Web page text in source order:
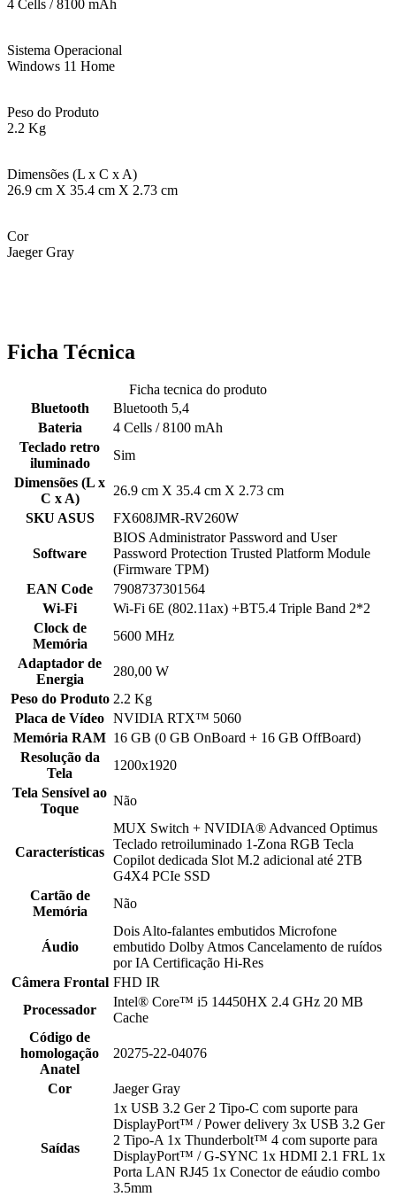
4 Cells / 8100 mAh
Sistema Operacional
Windows 11 Home
Peso do Produto
2.2 Kg
Dimensões (L x C x A)
26.9 cm X 35.4 cm X 2.73 cm
Cor
Jaeger Gray
Ficha Técnica
Ficha tecnica do produto
Bluetooth
Bluetooth 5,4
Bateria
4 Cells / 8100 mAh
Teclado retro
iluminado
Sim
Dimensões (L x
C x A)
26.9 cm X 35.4 cm X 2.73 cm
SKU ASUS
FX608JMR-RV260W
Software
BIOS Administrator Password and User
Password Protection Trusted Platform Module
(Firmware TPM)
EAN Code
7908737301564
Wi-Fi
Wi-Fi 6E (802.11ax) +BT5.4 Triple Band 2*2
Clock de
Memória
5600 MHz
Adaptador de
Energia
280,00 W
Peso do Produto 2.2 Kg
Placa de Vídeo NVIDIA RTX™ 5060
Memória RAM 16 GB (0 GB OnBoard + 16 GB OffBoard)
Resolução da
Tela
1200x1920
Tela Sensível ao
Toque
Não
Características
MUX Switch + NVIDIA® Advanced Optimus
Teclado retroiluminado 1-Zona RGB Tecla
Copilot dedicada Slot M.2 adicional até 2TB
G4X4 PCIe SSD
Cartão de
Memória
Não
Áudio
Dois Alto-falantes embutidos Microfone
embutido Dolby Atmos Cancelamento de ruídos
por IA Certificação Hi-Res
Câmera Frontal FHD IR
Processador
Intel® Core™ i5 14450HX 2.4 GHz 20 MB
Cache
Código de
homologação
Anatel
20275-22-04076
Cor Jaeger Gray
Saídas
1x USB 3.2 Ger 2 Tipo-C com suporte para
DisplayPort™ / Power delivery 3x USB 3.2 Ger
2 Tipo-A 1x Thunderbolt™ 4 com suporte para
DisplayPort™ / G-SYNC 1x HDMI 2.1 FRL 1x
Porta LAN RJ45 1x Conector de eáudio combo
3.5mm